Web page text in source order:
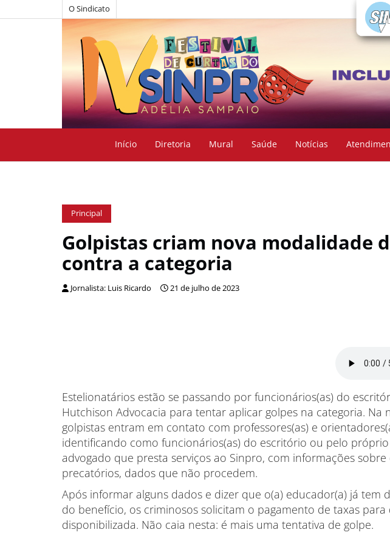
O Sindicato
Início Diretoria Mural Saúde Notícias
Principal
Golpistas criam nova modalidade
contra a categoria
Jornalista: Luis Ricardo 21 de julho de 2023
Estelionatários estão se passando por funcionários(as) do
Hutchison Advocacia para tentar aplicar golpes na categoria. Na
golpistas entram em contato com professores(as) e
identificando como funcionários(as) do escritório ou pelo próprio
advogado que presta serviços ao Sinpro, com informações
precatórios, dados que não procedem.
Após informar alguns dados e dizer que o(a) educador(a) já tem
do benefício, os criminosos solicitam o pagamento de taxas para
disponibilizada. Não caia nesta: é mais uma tentativa de golpe.